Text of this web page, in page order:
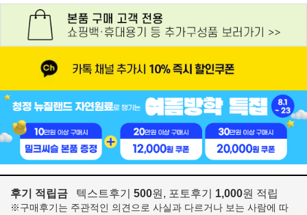
후기 적립금 텍스트후기 500원, 포토후기 1,000원 적립
※구매후기는 주관적인 의견으로 사실과 다르거나 보는 사람에 따